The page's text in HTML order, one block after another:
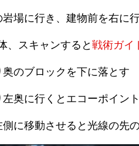
場に行き、建物前を右に
、スキャンすると戦術ガイ
のブロックを下に落とす
奥に行くとエコーポイン
に移動させると光線の先